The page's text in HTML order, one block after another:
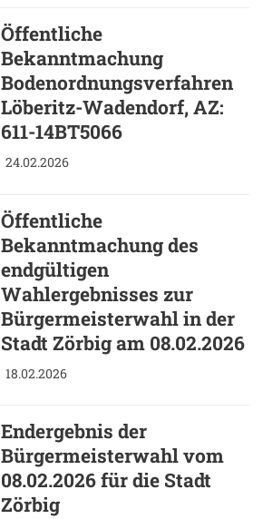
Öffentliche
Bekanntmachung
Bodenordnungsverfahren
Löberitz-Wadendorf, AZ:
611-14BT5066
24.02.2026
Öffentliche
Bekanntmachung des
endgültigen
Wahlergebnisses zur
Bürgermeisterwahl in der
Stadt Zörbig am 08.02.2026
18.02.2026
Endergebnis der
Bürgermeisterwahl vom
08.02.2026 für die Stadt
Zörbig